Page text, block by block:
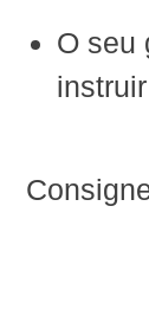
O seu